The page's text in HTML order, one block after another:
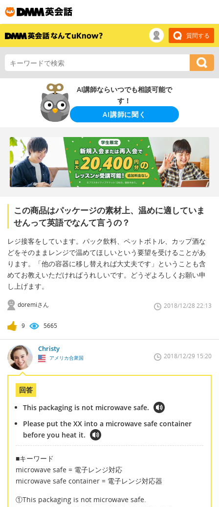
質問する
AI講師ならいつでも相談可能で
す！
AI講師に聞く
この商品はパッケージの素材上、温めに適していま
せんって英語でなんて言うの？
レジ接客をしています。パック飲料、ペットボトル、カップ酒な
どをそのままレンジで温めてほしいという要望を受けることがあ
ります。「他の容器に移し替えれば大丈夫です」ということも含
めてお教えいただければうれしいです。どうぞよろしくお願い申
し上げます。
doremiさん 2018/12/28 22:13
9 5665
Christy
アメリカ合衆国 2018/12/29 15:20
回答
This packaging is not microwave safe.
Please put the XX into a microwave safe container
before you heat it.
■キーワード
microwave safe = 電子レンジ対応
microwave safe container = 電子レンジ対応器
①This packaging is not microwave safe.